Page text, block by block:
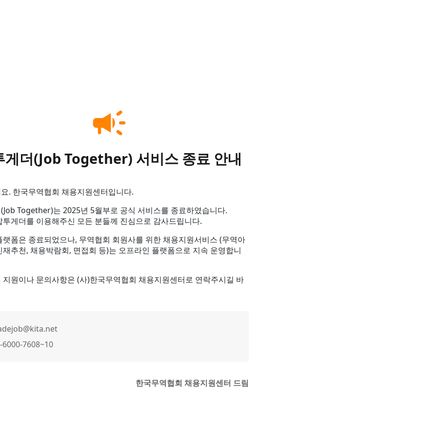
campaign
게더(Job Together) 서비스 종료 안내
. 한국무역협회 채용지원센터입니다.
Together)는 2025년 5월부로 공식 서비스를 종료하였습니다.
투게더를 이용해주신 모든 분들께 진심으로 감사드립니다.
랫폼은 종료되었으나, 무역협회 회원사를 위한 채용지원서비스 (무역아
재추천, 채용박람회, 면접회 등)는 오프라인 플랫폼으로 지속 운영합니
지원이나 문의사항은 (사)한국무역협회 채용지원센터로 연락주시길 바
6000-7608~10
한국무역협회 채용지원센터 드림